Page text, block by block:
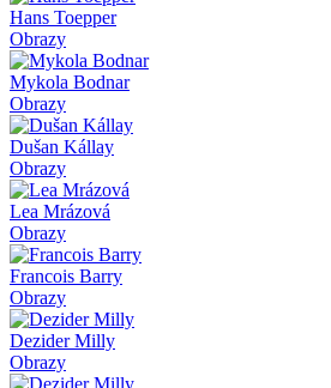
Hans Toepper
Obrazy
Mykola Bodnar
Obrazy
Dušan Kállay
Obrazy
Lea Mrázová
Obrazy
Francois Barry
Obrazy
Dezider Milly
Obrazy